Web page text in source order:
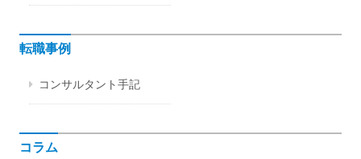
転職事例
コンサルタント手記
コラム